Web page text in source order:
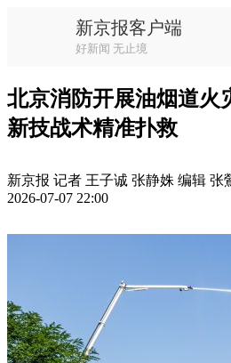
新京报客户端
好新闻 无止境
北京消防开展油烟道火
新技战术精准扑救
新京报 记者 王子诚 张静姝 编辑 张
2026-07-07 22:00